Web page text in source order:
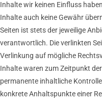
Inhalte wir keinen Einfluss
Inhalte auch keine Gewähr
Seiten ist stets der jeweilige
verantwortlich. Die verlinkten
Verlinkung auf mögliche
Inhalte waren zum Zeitpunkt
permanente inhaltliche
konkrete Anhaltspunkte einer